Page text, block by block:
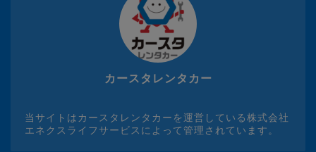
カースタレンタカー
当サイトはカースタレンタカーを運営している株式会社
エネクスライフサービスによって管理されています。